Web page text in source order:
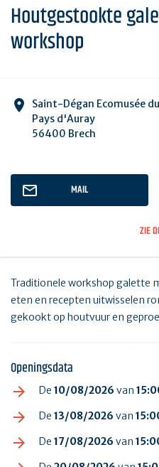
Houtgestookte
workshop
Saint-Dégan Ecomusée du
Pays d'Auray
56400 Brech
MAIL
ZIE
Traditionele workshop galette
eten en recepten uitwisselen
gekookt op houtvuur en
Openingsdata
De 10/08/2026 van
De 13/08/2026 van
De 17/08/2026 van